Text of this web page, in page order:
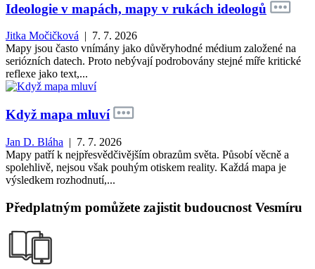
Ideologie v mapách, mapy v rukách ideologů
Jitka Močičková | 7. 7. 2026
Mapy jsou často vnímány jako důvěryhodné médium založené na
seriózních datech. Proto nebývají podrobovány stejné míře kritické
reflexe jako text,...
Když mapa mluví
Jan D. Bláha | 7. 7. 2026
Mapy patří k nejpřesvědčivějším obrazům světa. Působí věcně a
spolehlivě, nejsou však pouhým otiskem reality. Každá mapa je
výsledkem rozhodnutí,...
Předplatným pomůžete zajistit budoucnost Vesmíru